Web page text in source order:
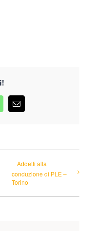
Email
Addetti alla
conduzione di PLE –
Torino